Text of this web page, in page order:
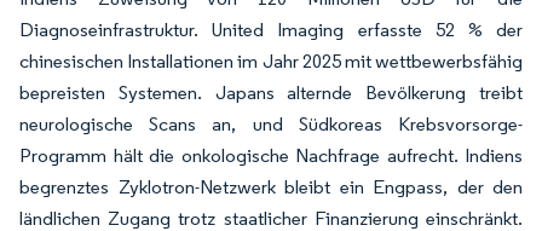
Diagnoseinfrastruktur. United Imaging erfasste 52 % der
chinesischen Installationen im Jahr 2025 mit wettbewerbsfähig
bepreisten Systemen. Japans alternde Bevölkerung treibt
neurologische Scans an, und Südkoreas Krebsvorsorge-
Programm hält die onkologische Nachfrage aufrecht. Indiens
begrenztes Zyklotron-Netzwerk bleibt ein Engpass, der den
ländlichen Zugang trotz staatlicher Finanzierung einschränkt.